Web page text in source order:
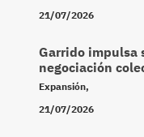
21/07/2026
Garrido impulsa
negociación
Expansión,
21/07/2026